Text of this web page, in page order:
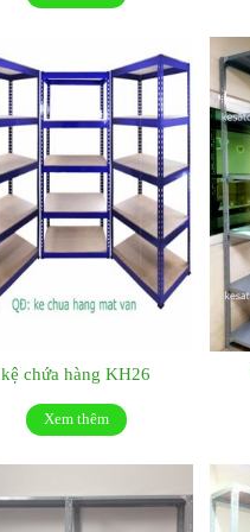
kệ chứa hàng KH26
Xem thêm